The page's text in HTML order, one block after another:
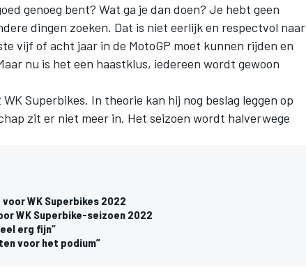
genoeg bent? Wat ga je dan doen? Je hebt geen
dingen zoeken. Dat is niet eerlijk en respectvol naar
vijf of acht jaar in de MotoGP moet kunnen rijden en
nu is het een haastklus, iedereen wordt gewoon
Superbikes. In theorie kan hij nog beslag leggen op
zit er niet meer in. Het seizoen wordt halverwege
WK Superbikes 2022
WK Superbike-seizoen 2022
erg fijn”
voor het podium”